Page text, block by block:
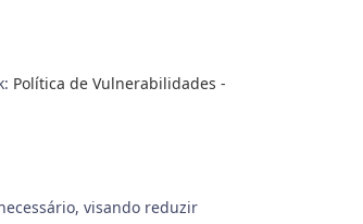
Política de Vulnerabilidades -
visando reduzir